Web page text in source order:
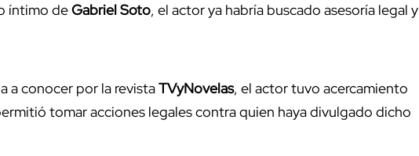
íntimo deGabriel Soto, el actor ya habría buscado asesoría legal y
a conocer por la revistaTVyNovelas, el actor tuvo acercamiento
tomar acciones legales contra quien haya divulgado dicho